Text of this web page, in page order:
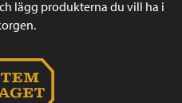
lägg produkterna du vill ha i